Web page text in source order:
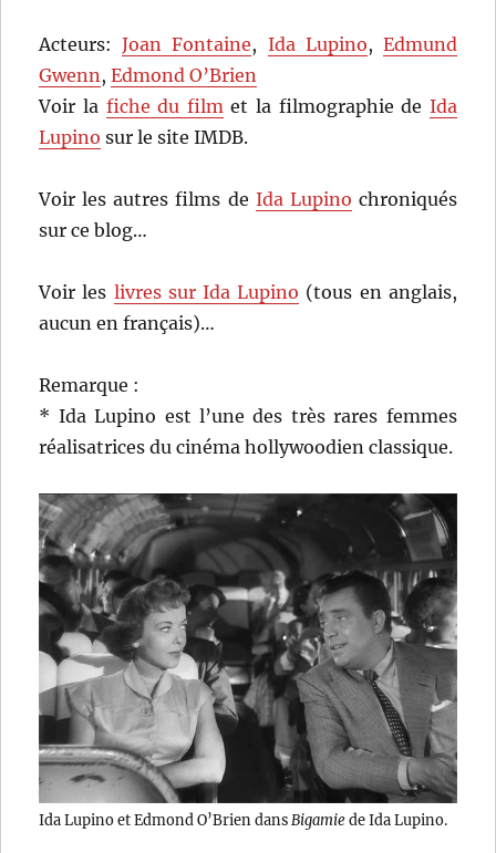
Acteurs:Joan Fontaine, Ida Lupino, Edmund
Gwenn ,Edmond O’Brien
Voir la fiche du film et la filmographie de Ida
Lupino sur le site IMDB.
Voir les autres films de Ida Lupino chroniqués
sur ce blog…
Voir les livres sur Ida Lupino (tous en anglais,
aucun en français)…
Remarque :
* Ida Lupino est l’une des très rares femmes
réalisatrices du cinéma hollywoodien classique.
Ida Lupino et Edmond O’Brien dans Bigamiede Ida Lupino.